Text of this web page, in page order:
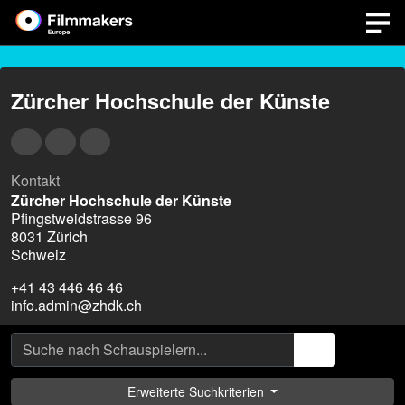
Zürcher Hochschule der Künste
Kontakt
Zürcher Hochschule der Künste
Pfingstweidstrasse 96
8031 Zürich
Schweiz
+41 43 446 46 46
info.admin@zhdk.ch
Erweiterte Suchkriterien